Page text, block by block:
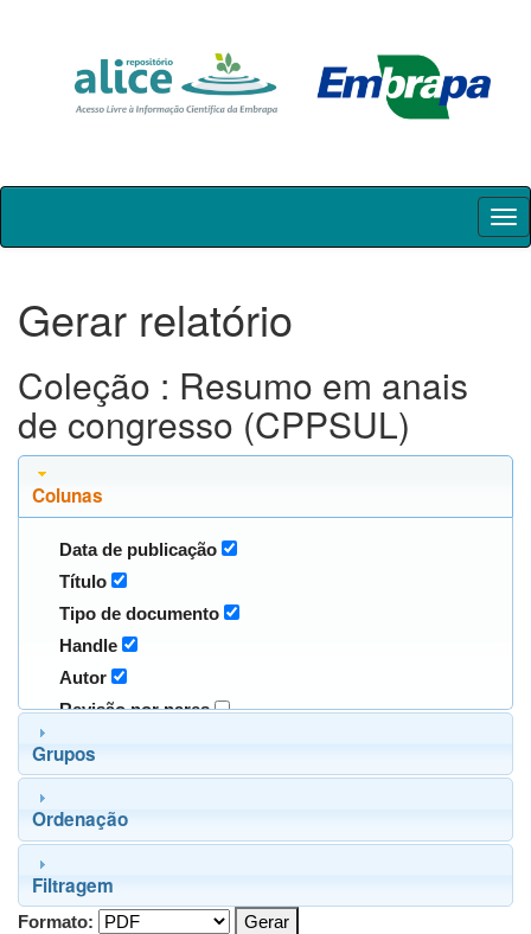
Skip
Gerar relatório
Coleção : Resumo em anais
de congresso (CPPSUL)
Colunas
Data de publicação
Título
Tipo de documento
Handle
Autor
Revisão por pares
Grupos
Ordenação
Filtragem
Formato: